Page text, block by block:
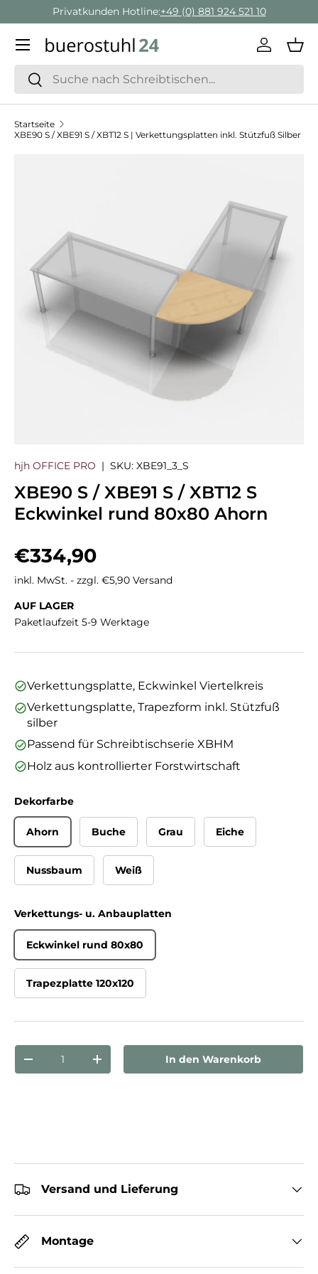
Direkt zum Inhalt
Privatkunden Hotline:+49 (0) 881 924 521 10
Suchen
Suchen
Menü
Startseite
XBE90 S / XBE91 S / XBT12 S | Verkettungsplatten inkl. Stützfuß Silber
hjh OFFICE PRO | SKU: XBE91_3_S
XBE90 S / XBE91 S / XBT12 S
Eckwinkel rund 80x80 Ahorn
Normaler Preis
€334,90
inkl. MwSt. - zzgl. €5,90 Versand
AUF LAGER
Paketlaufzeit 5-9 Werktage
Verkettungsplatte, Eckwinkel Viertelkreis
Verkettungsplatte, Trapezform inkl. Stützfuß
silber
Passend für Schreibtischserie XBHM
Holz aus kontrollierter Forstwirtschaft
Dekorfarbe
Ahorn Buche Grau Eiche
Nussbaum Weiß
Verkettungs- u. Anbauplatten
Eckwinkel rund 80x80
Trapezplatte 120x120
Anzahl
Menge verringernMenge erhöhenIn den Warenkorb
Versand und Lieferung
Montage